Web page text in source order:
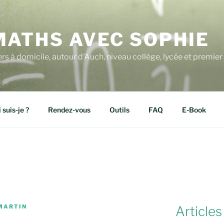
AVEC SOPHIE
à domicile, autour d'Auch, niveau collège, lycée et
suis-je ? Rendez-vous Outils FAQ E-Book